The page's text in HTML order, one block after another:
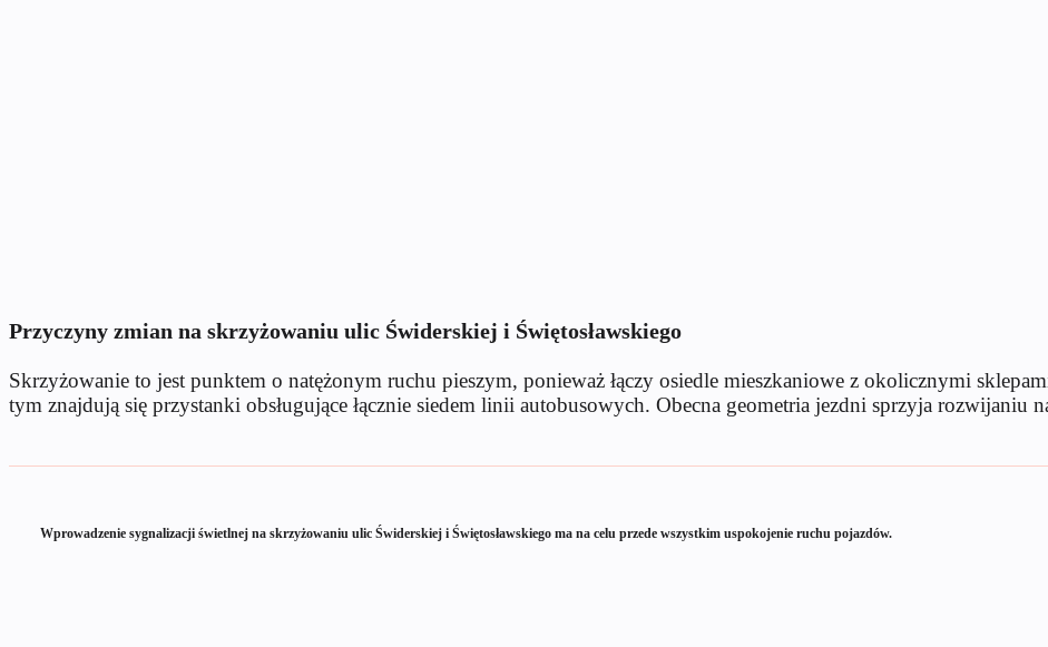
Przyczyny zmian na skrzyżowaniu ulic Świderskiej i Świętosławskiego
Skrzyżowanie to jest punktem o natężonym ruchu pieszym, ponieważ łączy osiedle mieszkaniowe z okolicznymi
tym znajdują się przystanki obsługujące łącznie siedem linii autobusowych. Obecna geometria jezdni sprzyja rozwijaniu
Wprowadzenie sygnalizacji świetlnej na skrzyżowaniu ulic Świderskiej i Świętosławskiego ma na celu przede wszystkim uspokojenie ruchu pojazdów.